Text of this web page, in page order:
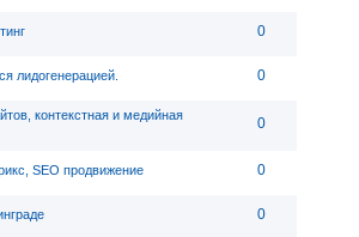
0
лидогенерацией. 0
контекстная и медийная
0
SEO продвижение 0
0